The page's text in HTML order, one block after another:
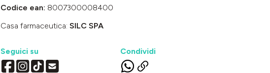
Codice ean: 8007300008400
Casa farmaceutica: SILC SPA
Seguici su Condividi